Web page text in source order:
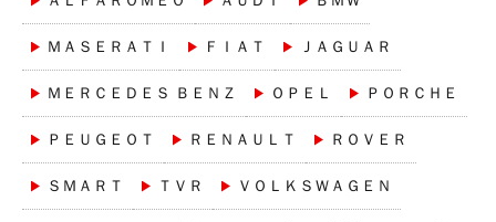
ＭＡＳＥＲＡＴＩ ＦＩＡＴ ＪＡＧＵＡＲ
ＭＥＲＣＥＤＥＳ ＢＥＮＺ ＯＰＥＬ ＰＯＲＣＨＥ
ＰＥＵＧＥＯＴ ＲＥＮＡＵＬＴ ＲＯＶＥＲ
ＳＭＡＲＴ ＴＶＲ ＶＯＬＫＳＷＡＧＥＮ